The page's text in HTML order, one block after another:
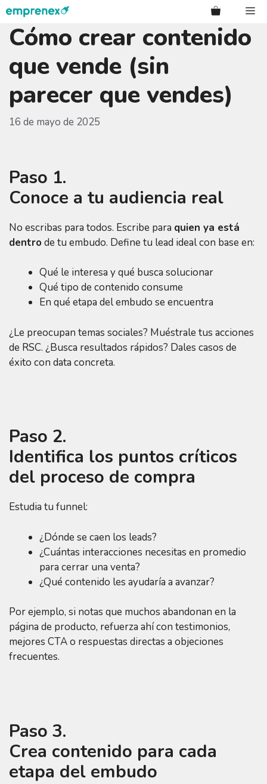
Saltar
contenido
Cómo crear contenido
que vende (sin
parecer que vendes)
16 de mayo de 2025
Paso 1.
Conoce a tu audiencia real
No escribas para todos. Escribe para quien ya está
dentrode tu embudo. Define tu lead ideal con base en:
Qué le interesa y qué busca solucionar
Qué tipo de contenido consume
En qué etapa del embudo se encuentra
¿Le preocupan temas sociales? Muéstrale tus acciones
de RSC. ¿Busca resultados rápidos? Dales casos de
éxito con data concreta.
Paso 2.
Identifica los puntos críticos
del proceso de compra
Estudia tu funnel:
¿Dónde se caen los leads?
¿Cuántas interacciones necesitas en promedio
para cerrar una venta?
¿Qué contenido les ayudaría a avanzar?
Por ejemplo, si notas que muchos abandonan en la
página de producto, refuerza ahí con testimonios,
mejores CTA o respuestas directas a objeciones
frecuentes.
Paso 3.
Crea contenido para cada
etapa del embudo